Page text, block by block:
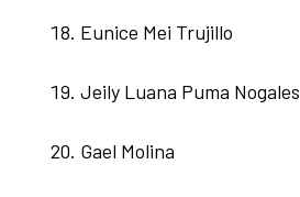
Eunice Mei Trujillo
Jeily Luana Puma Nogales
Gael Molina